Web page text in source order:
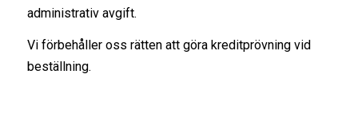
administrativ avgift.
Vi förbehåller oss rätten att göra kreditprövning vid
beställning.